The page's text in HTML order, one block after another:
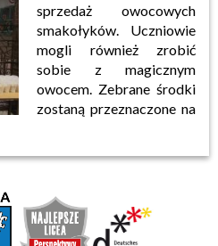
sprzedaż owocowych
smakołyków. Uczniowie
mogli również zrobić
sobie z magicznym
owocem. Zebrane środki
zostaną przeznaczone na